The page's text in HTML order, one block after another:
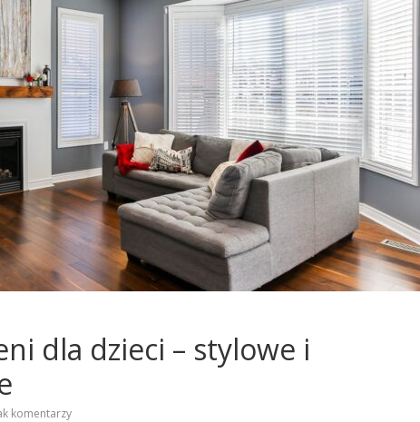
dla dzieci – stylowe i
komentarzy